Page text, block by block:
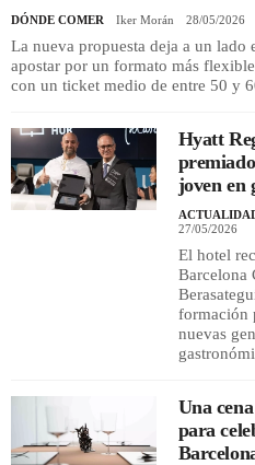
DÓNDE COMER Iker Morán 28/05/2026
La nueva propuesta deja a un lado
apostar por un formato más
con un ticket medio de entre 50 y
Hyatt
joven en
27/05/2026
El hotel
Barcelona
formación
nuevas
Una
para